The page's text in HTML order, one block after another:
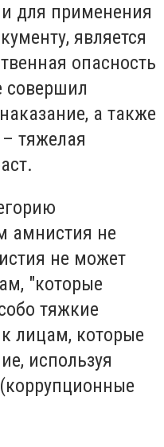
для применения
является
опасность
совершил
а также
тяжелая
амнистия не
не может
"которые
тяжкие
лицам, которые
используя